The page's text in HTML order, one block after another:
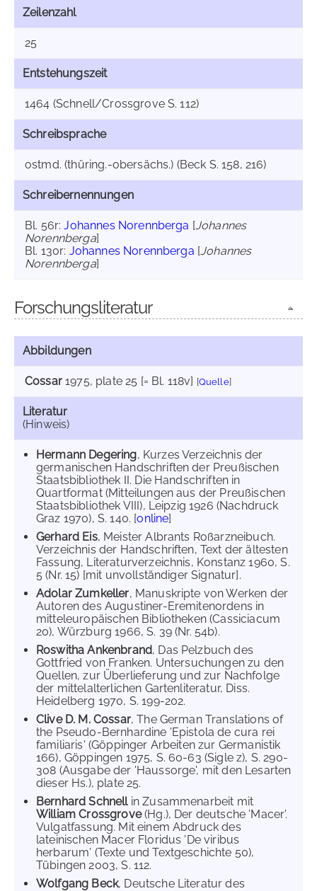
Zeilenzahl
25
Entstehungszeit
1464 (Schnell/Crossgrove S. 112)
Schreibsprache
ostmd. (thüring.-obersächs.) (Beck S. 158, 216)
Schreibernennungen
Bl. 56r:Johannes Norennberga [Johannes
Norennberga]
Bl. 130r: Johannes Norennberga [Johannes
Norennberga]
Forschungsliteratur
Abbildungen
Cossar1975, plate 25 [= Bl. 118v] [Quelle]
Literatur
(Hinweis)
Hermann Degering, Kurzes Verzeichnis der
germanischen Handschriften der Preußischen
Staatsbibliothek II. Die Handschriften in
Quartformat (Mitteilungen aus der Preußischen
Staatsbibliothek VIII), Leipzig 1926 (Nachdruck
Graz 1970), S. 140. [online]
Gerhard Eis, Meister Albrants Roßarzneibuch.
Verzeichnis der Handschriften, Text der ältesten
Fassung, Literaturverzeichnis, Konstanz 1960, S.
5 (Nr. 15) [mit unvollständiger Signatur].
Adolar Zumkeller, Manuskripte von Werken der
Autoren des Augustiner-Eremitenordens in
mitteleuropäischen Bibliotheken (Cassiciacum
20), Würzburg 1966, S. 39 (Nr. 54b).
Roswitha Ankenbrand, Das Pelzbuch des
Gottfried von Franken. Untersuchungen zu den
Quellen, zur Überlieferung und zur Nachfolge
der mittelalterlichen Gartenliteratur, Diss.
Heidelberg 1970, S. 199-202.
Clive D. M. Cossar, The German Translations of
the Pseudo-Bernhardine 'Epistola de cura rei
familiaris' (Göppinger Arbeiten zur Germanistik
166), Göppingen 1975, S. 60-63 (Sigle z), S. 290-
308 (Ausgabe der 'Haussorge', mit den Lesarten
dieser Hs.), plate 25.
Bernhard Schnellin Zusammenarbeit mit
William Crossgrove(Hg.), Der deutsche 'Macer'.
Vulgatfassung. Mit einem Abdruck des
lateinischen Macer Floridus 'De viribus
herbarum' (Texte und Textgeschichte 50),
Tübingen 2003, S. 112.
Wolfgang Beck, Deutsche Literatur des